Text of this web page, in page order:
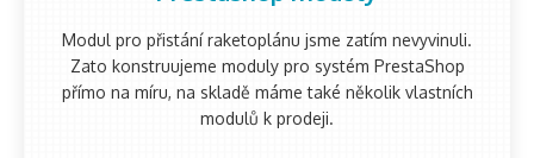
Modul pro přistání raketoplánu jsme zatím nevyvinuli.
Zato konstruujeme moduly pro systém PrestaShop
přímo na míru, na skladě máme také několik vlastních
modulů k prodeji.